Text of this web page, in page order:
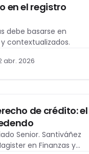
en el registro
debe basarse en
contextualizados.
abr. 2026
de crédito: el
Senior. Santiváñez
en Finanzas y